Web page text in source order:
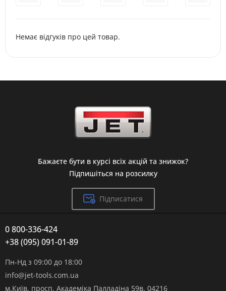
Немає відгуків про цей товар.
Бажаєте бути в курсі всіх акцій та знижок?
Підпишіться на розсилку
Підписатися
0 800-336-424
+38 (095) 091-01-89
Пн-Нд з 09:00 до 18:00
info@jet-tools.com.ua
м.Київ, просп. Академіка Палладіна 59в, 04216